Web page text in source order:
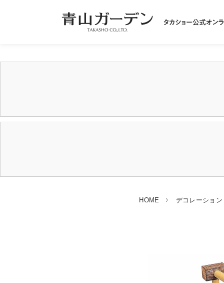
HOME デコレーション